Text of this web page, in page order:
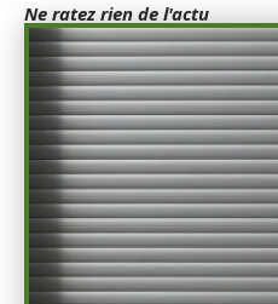
Ne ratez rien de l'actu